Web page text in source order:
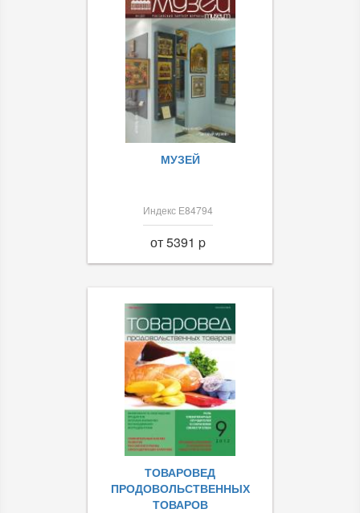
МУЗЕЙ
Индекс Е84794
от 5391 p
ТОВАРОВЕД
ПРОДОВОЛЬСТВЕННЫХ
ТОВАРОВ